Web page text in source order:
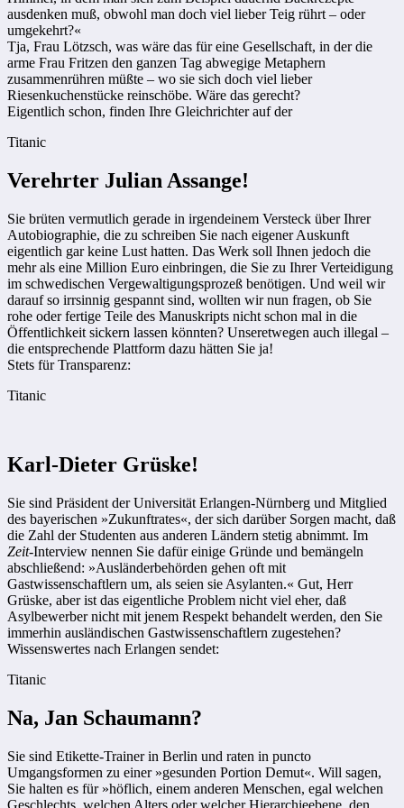
ausdenken muß, obwohl man doch viel lieber Teig rührt – oder
umgekehrt?«
Tja, Frau Lötzsch, was wäre das für eine Gesellschaft, in der die
arme Frau Fritzen den ganzen Tag abwegige Metaphern
zusammenrühren müßte – wo sie sich doch viel lieber
Riesenkuchenstücke reinschöbe. Wäre das gerecht?
Eigentlich schon, finden Ihre Gleichrichter auf der
Titanic
Verehrter Julian Assange!
Sie brüten vermutlich gerade in irgendeinem Versteck über Ihrer
Autobiographie, die zu schreiben Sie nach eigener Auskunft
eigentlich gar keine Lust hatten. Das Werk soll Ihnen jedoch die
mehr als eine Million Euro einbringen, die Sie zu Ihrer Verteidigung
im schwedischen Vergewaltigungsprozeß benötigen. Und weil wir
darauf so irrsinnig gespannt sind, wollten wir nun fragen, ob Sie
rohe oder fertige Teile des Manuskripts nicht schon mal in die
Öffentlichkeit sickern lassen könnten? Unseretwegen auch illegal –
die entsprechende Plattform dazu hätten Sie ja!
Stets für Transparenz:
Titanic
Karl-Dieter Grüske!
Sie sind Präsident der Universität Erlangen-Nürnberg und Mitglied
des bayerischen »Zukunftrates«, der sich darüber Sorgen macht, daß
die Zahl der Studenten aus anderen Ländern stetig abnimmt. Im
Zeit-Interview nennen Sie dafür einige Gründe und bemängeln
abschließend: »Ausländerbehörden gehen oft mit
Gastwissenschaftlern um, als seien sie Asylanten.« Gut, Herr
Grüske, aber ist das eigentliche Problem nicht viel eher, daß
Asylbewerber nicht mit jenem Respekt behandelt werden, den Sie
immerhin ausländischen Gastwissenschaftlern zugestehen?
Wissenswertes nach Erlangen sendet:
Titanic
Na, Jan Schaumann?
Sie sind Etikette-Trainer in Berlin und raten in puncto
Umgangsformen zu einer »gesunden Portion Demut«. Will sagen,
Sie halten es für »höflich, einem anderen Menschen, egal welchen
Geschlechts, welchen Alters oder welcher Hierarchieebene, den